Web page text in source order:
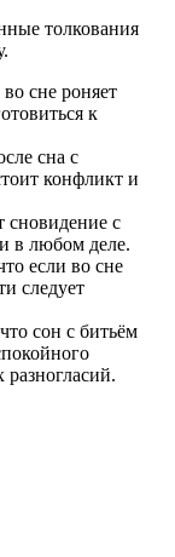
толкования
сне роняет
к
сна с
конфликт и
сновидение с
в любом деле.
если во сне
следует
сон с битьём